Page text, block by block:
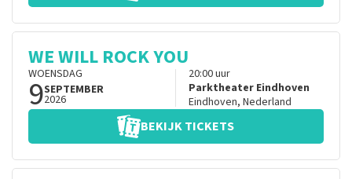
WE WILL ROCK YOU
WOENSDAG
9SEPTEMBER
2026
20:00uur
Parktheater Eindhoven
Eindhoven, Nederland
BEKIJK TICKETS